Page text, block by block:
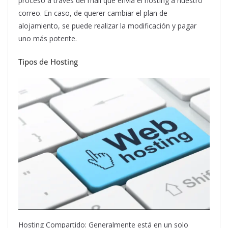
correo. En caso, de querer cambiar el plan de
alojamiento, se puede realizar la modificación y pagar
uno más potente.
Tipos de Hosting
Hosting Compartido: Generalmente está en un solo